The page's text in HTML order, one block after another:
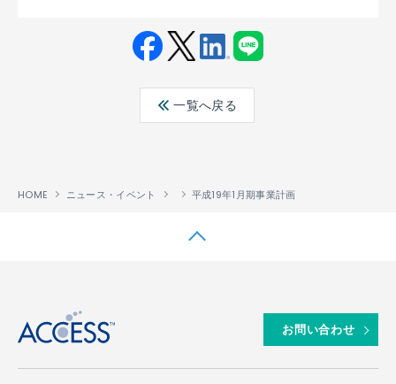
ebo ter
edin
一覧へ戻る
HOME ニュース・イベント 平成19年1月期事業計画
お問い合わせ